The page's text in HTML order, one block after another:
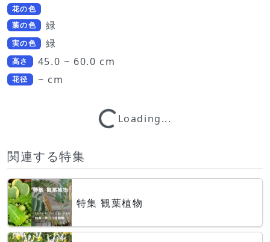
花の色
葉の色
緑
実の色 緑
高さ 45.0 ~ 60.0 cm
花径 ~ cm
Loading... Loading...
関連する特集
特集 観葉植物